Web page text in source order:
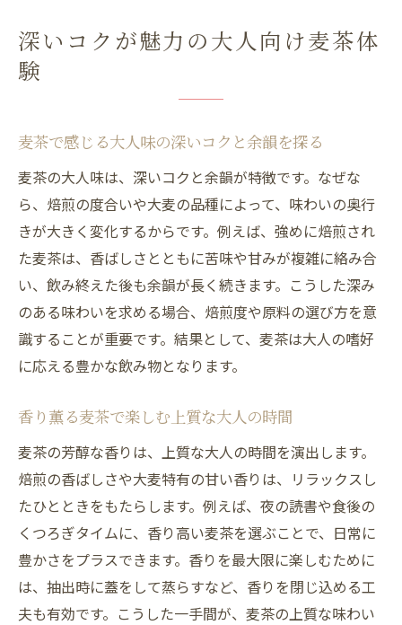
麦茶パックとティーバッグ別の大人味の違
香りを楽しむ麦茶の選び方とは
麦茶の香りを引き出す選び方のポイント紹
介
麦茶パック美味しいランキングを賢く活用
香り薫る麦茶と大人味の調和する選び方
麦茶の種類別で感じる香りの違いを比較
麦茶ティーバッグ小さいサイズのおすすめ
活用法
麦茶の香りを最大限楽しむ保存方法の工夫
大人味麦茶の健康効果に注目してみる
麦茶で期待できる抗酸化作用について解説
麦茶の血流改善がもたらす美容と健康の利
点
麦茶は水分補給にも最適な健康飲料である
理由
大人味麦茶を取り入れた健康的な生活の提
深いコクが魅力の大人向け麦茶体
験
麦茶で感じる大人味の深いコクと余韻を探る
麦茶の大人味は、深いコクと余韻が特徴です。なぜな
ら、焙煎の度合いや大麦の品種によって、味わいの奥行
きが大きく変化するからです。例えば、強めに焙煎され
た麦茶は、香ばしさとともに苦味や甘みが複雑に絡み合
い、飲み終えた後も余韻が長く続きます。こうした深み
のある味わいを求める場合、焙煎度や原料の選び方を意
識することが重要です。結果として、麦茶は大人の嗜好
に応える豊かな飲み物となります。
香り薫る麦茶で楽しむ上質な大人の時間
麦茶の芳醇な香りは、上質な大人の時間を演出します。
焙煎の香ばしさや大麦特有の甘い香りは、リラックスし
たひとときをもたらします。例えば、夜の読書や食後の
くつろぎタイムに、香り高い麦茶を選ぶことで、日常に
豊かさをプラスできます。香りを最大限に楽しむために
は、抽出時に蓋をして蒸らすなど、香りを閉じ込める工
夫も有効です。こうした一手間が、麦茶の上質な味わい